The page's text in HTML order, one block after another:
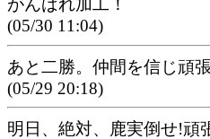
がんばれ加工！
(05/30 11:04)
あと二勝。仲間を信じ頑
(05/29 20:18)
明日、絶対、鹿実倒せ!頑